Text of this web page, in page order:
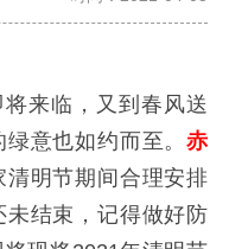
来临，又到春风送
绿意也如约而至。赤
清明节期间合理安排
结束，记得做好防